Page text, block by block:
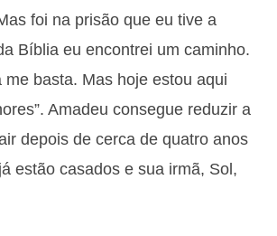
foi na prisão que eu tive a
Bíblia eu encontrei um caminho.
basta. Mas hoje estou aqui
Amadeu consegue reduzir a
depois de cerca de quatro anos
estão casados e sua irmã, Sol,